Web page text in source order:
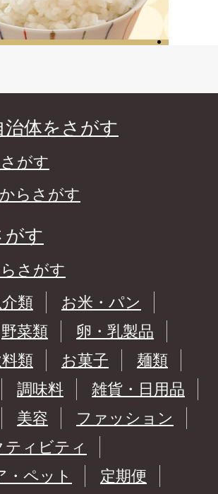
治体をさがす
がす
らさがす
がす
さがす
類
お米・パン
野菜類
卵・乳製品
類 お菓子
麺類
調味料
雑貨・日用品
美容
ファッション
ティビティ
・ペット
定期便